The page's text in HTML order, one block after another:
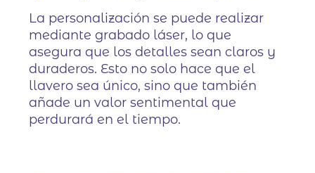
La personalización se puede realizar
mediante grabado láser, lo que
asegura que los detalles sean claros y
duraderos. Esto no solo hace que el
llavero sea único, sino que también
añade un valor sentimental que
perdurará en el tiempo.